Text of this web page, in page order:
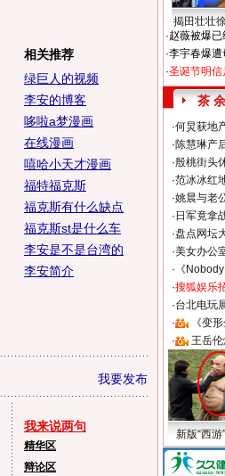
相关推荐
绿巨人的视频
李安的博客
哆啦a梦漫画
在线漫画
嘻哈小天才漫画
福特福克斯
福克斯有什么缺点
福克斯st是什么车
李安是不是台湾的
李安简介
我要发布
我来说两句
精华区
辩论区
揭田壮壮
·赵薇被爆
·李宇春爆遭
·圣诞节明信
茶
·何炅获地
·陈慧琳产
·殷桃街头
·范冰冰红
·姚晨与老
· 日军竟拿
·盘点网坛
·美女办公
· 《
·搜狐娱乐
·台北电玩
·
《变
·
王岳
新版“西游